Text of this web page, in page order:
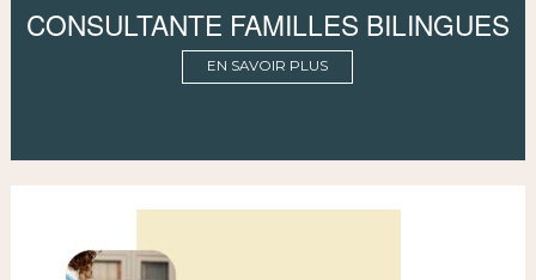
CONSULTANTE FAMILLES BILINGUES
EN SAVOIR PLUS